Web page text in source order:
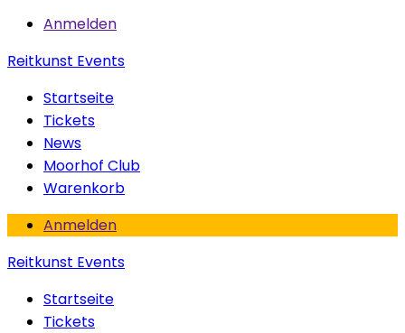
Anmelden
Reitkunst Events
Startseite
Tickets
News
Moorhof Club
Warenkorb
Anmelden
Reitkunst Events
Startseite
Tickets